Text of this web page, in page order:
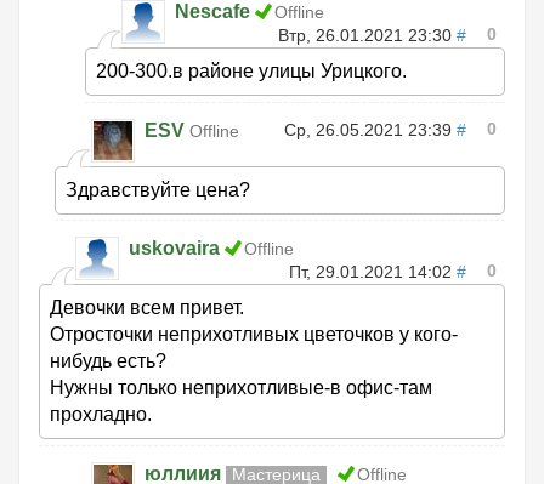
Nescafe
Offline
Втр, 26.01.2021 23:30 # 0
200-300.в районе улицы Урицкого.
ESV Offline Ср, 26.05.2021 23:39 # 0
Здравствуйте цена?
uskovaira
Offline
Пт, 29.01.2021 14:02 # 0
Девочки всем привет.
Отросточки неприхотливых цветочков у кого-
нибудь есть?
Нужны только неприхотливые-в офис-там
прохладно.
юллиия Мастерица Offline